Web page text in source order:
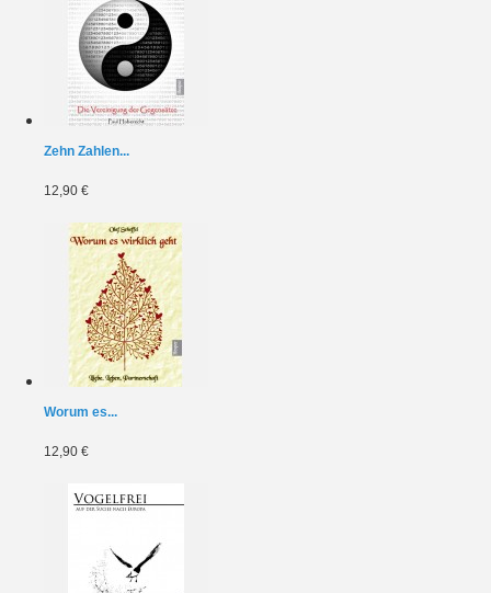
Zehn Zahlen...
12,90 €
Worum es...
12,90 €